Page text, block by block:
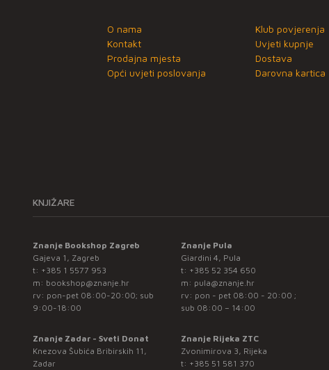
O nama
Kontakt
Prodajna mjesta
Opći uvjeti poslovanja
Klub povjerenja
Uvjeti kupnje
Dostava
Darovna kartica
KNJIŽARE
Znanje Bookshop Zagreb
Gajeva 1, Zagreb
t: +385 1 5577 953
m: bookshop@znanje.hr
rv: pon-pet 08:00-20:00; sub
9:00-18:00
Znanje Pula
Giardini 4, Pula
t: +385 52 354 650
m: pula@znanje.hr
rv: pon - pet 08:00 - 20:00 ;
sub 08:00 – 14:00
Znanje Zadar - Sveti Donat
Knezova Šubića Bribirskih 11,
Zadar
Znanje Rijeka ZTC
Zvonimirova 3, Rijeka
t: +385 51 581 370